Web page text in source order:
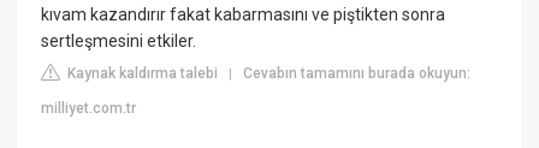
kıvam kazandırır fakat kabarmasını ve piştikten sonra
sertleşmesini etkiler.
Kaynak kaldırma talebi |Cevabın tamamını burada okuyun:
milliyet.com.tr